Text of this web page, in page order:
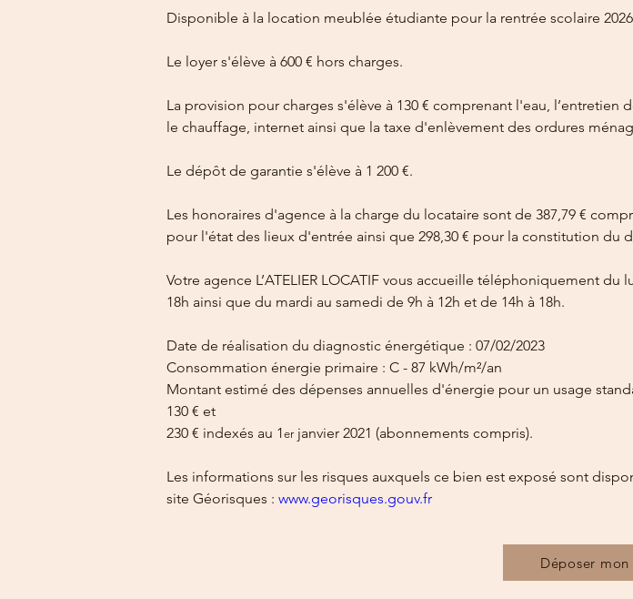
Disponible à la location meublée étudiante pour la rentrée scolaire
Le loyer s'élève à 600 € hors charges.
La provision pour charges s'élève à 130 € comprenant l'eau, l’entretien
le chauffage, internet ainsi que la taxe d'enlèvement des ordures
Le dépôt de garantie s'élève à 1 200 €.
Les honoraires d'agence à la charge du locataire sont de 387,79 €
pour l'état des lieux d'entrée ainsi que 298,30 € pour la constitution du
Votre agence L’ATELIER LOCATIF vous accueille téléphoniquement du
18h ainsi que du mardi au samedi de 9h à 12h et de 14h à 18h.
Date de réalisation du diagnostic énergétique : 07/02/2023
Consommation énergie primaire : C - 87 kWh/m²/an
Montant estimé des dépenses annuelles d'énergie pour un usage
130 € et
230 € indexés au 1er janvier 2021 (abonnements compris).
Les informations sur les risques auxquels ce bien est exposé sont
site Géorisques : www.georisques.gouv.fr
Déposer mon